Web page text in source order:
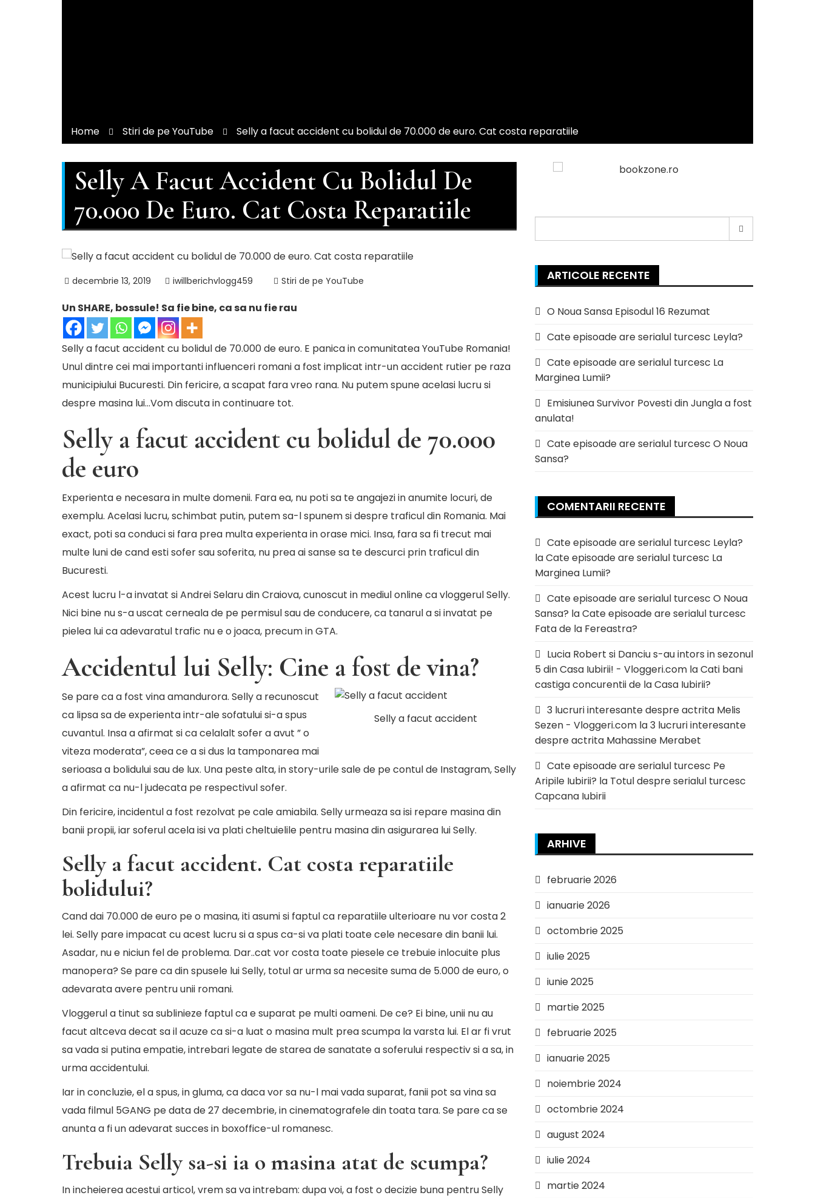
Home Stiri de pe YouTube Selly a facut accident cu bolidul de 70.000 de euro. Cat costa reparatiile
Selly A Facut Accident Cu Bolidul De
70.000 De Euro. Cat Costa Reparatiile
decembrie 13, 2019 iwillberichvlogg459 Stiri de pe YouTube
Un SHARE, bossule! Sa fie bine, ca sa nu fie rau
Selly a facut accident cu bolidul de 70.000 de euro. E panica in comunitatea YouTube Romania!
Unul dintre cei mai importanti influenceri romani a fost implicat intr-un accident rutier pe raza
municipiului Bucuresti. Din fericire, a scapat fara vreo rana. Nu putem spune acelasi lucru si
despre masina lui…Vom discuta in continuare tot.
Selly a facut accident cu bolidul de 70.000
de euro
Experienta e necesara in multe domenii. Fara ea, nu poti sa te angajezi in anumite locuri, de
exemplu. Acelasi lucru, schimbat putin, putem sa-l spunem si despre traficul din Romania. Mai
exact, poti sa conduci si fara prea multa experienta in orase mici. Insa, fara sa fi trecut mai
multe luni de cand esti sofer sau soferita, nu prea ai sanse sa te descurci prin traficul din
Bucuresti.
Acest lucru l-a invatat si Andrei Selaru din Craiova, cunoscut in mediul online ca vloggerul Selly.
Nici bine nu s-a uscat cerneala de pe permisul sau de conducere, ca tanarul a si invatat pe
pielea lui ca adevaratul trafic nu e o joaca, precum in GTA.
Accidentul lui Selly: Cine a fost de vina?
Selly a facut accident
Se pare ca a fost vina amandurora. Selly a recunoscut
ca lipsa sa de experienta intr-ale sofatului si-a spus
cuvantul. Insa a afirmat si ca celalalt sofer a avut ” o
viteza moderata”, ceea ce a si dus la tamponarea mai
serioasa a bolidului sau de lux. Una peste alta, in story-urile sale de pecontul de Instagram, Selly
a afirmat ca nu-l judecata pe respectivul sofer.
Din fericire, incidentul a fost rezolvat pe cale amiabila. Selly urmeaza sa isi repare masina din
banii propii, iar soferul acela isi va plati cheltuielile pentru masina din asigurarea lui Selly.
Selly a facut accident. Cat costa reparatiile
bolidului?
Cand dai 70.000 de euro pe o masina, iti asumi si faptul ca reparatiile ulterioare nu vor costa 2
lei. Selly pare impacat cu acest lucru si a spus ca-si va plati toate cele necesare din banii lui.
Asadar, nu e niciun fel de problema. Dar..cat vor costa toate piesele ce trebuie inlocuite plus
manopera? Se pare ca din spusele lui Selly, totul ar urma sa necesite suma de 5.000 de euro, o
adevarata avere pentru unii romani.
Vloggerul a tinut sa sublinieze faptul ca e suparat pe multi oameni. De ce? Ei bine, unii nu au
facut altceva decat sa il acuze ca si-a luat o masina mult prea scumpa la varsta lui. El ar fi vrut
sa vada si putina empatie, intrebari legate de starea de sanatate a soferului respectiv si a sa, in
urma accidentului.
Iar in concluzie, el a spus, in gluma, ca daca vor sa nu-l mai vada suparat, fanii pot sa vina sa
vada filmul 5GANG pe data de 27 decembrie, in cinematografele din toata tara. Se pare ca se
anunta a fi un adevarat succes in boxoffice-ul romanesc.
Trebuia Selly sa-si ia o masina atat de scumpa?
In incheierea acestui articol, vrem sa va intrebam: dupa voi, a fost o decizie buna pentru Selly
for:
ARTICOLE RECENTE
O Noua Sansa Episodul 16 Rezumat
Cate episoade are serialul turcesc Leyla?
Cate episoade are serialul turcesc La
Marginea Lumii?
Emisiunea Survivor Povesti din Jungla a fost
anulata!
Cate episoade are serialul turcesc O Noua
Sansa?
COMENTARII RECENTE
Cate episoade are serialul turcesc Leyla?
laCate episoade are serialul turcesc La
Marginea Lumii?
Cate episoade are serialul turcesc O Noua
Sansa? laCate episoade are serialul turcesc
Fata de la Fereastra?
Lucia Robert si Danciu s-au intors in sezonul
5 din Casa Iubirii! - Vloggeri.com laCati bani
castiga concurentii de la Casa Iubirii?
3 lucruri interesante despre actrita Melis
Sezen - Vloggeri.com la3 lucruri interesante
despre actrita Mahassine Merabet
Cate episoade are serialul turcesc Pe
Aripile Iubirii? la Totul despre serialul turcesc
Capcana Iubirii
ARHIVE
februarie 2026
ianuarie 2026
octombrie 2025
iulie 2025
iunie 2025
martie 2025
februarie 2025
ianuarie 2025
noiembrie 2024
octombrie 2024
august 2024
iulie 2024
martie 2024